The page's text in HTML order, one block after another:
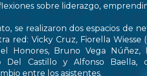
sobre liderazgo,
se realizaron dos espacios de
red: Vicky Cruz, Fiorella Wiesse
Honores, Bruno Vega Núñez,
Del Castillo y Alfonso Baella,
entre los asistentes.